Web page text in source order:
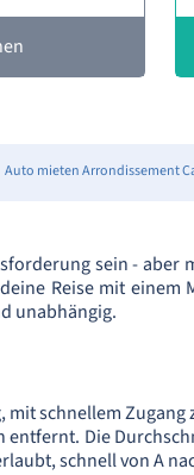
Auto mieten Arrondissement
sein - aber
Reise mit einem
unabhängig.
schnellem Zugang
entfernt. Die
schnell von A